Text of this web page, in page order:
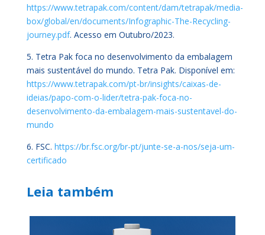
https://www.tetrapak.com/content/dam/tetrapak/media-
box/global/en/documents/Infographic-The-Recycling-
journey.pdf. Acesso em Outubro/2023.
5. Tetra Pak foca no desenvolvimento da embalagem
mais sustentável do mundo. Tetra Pak. Disponível em:
https://www.tetrapak.com/pt-br/insights/caixas-de-
ideias/papo-com-o-lider/tetra-pak-foca-no-
desenvolvimento-da-embalagem-mais-sustentavel-do-
mundo
6. FSC. https://br.fsc.org/br-pt/junte-se-a-nos/seja-um-
certificado
Leia também